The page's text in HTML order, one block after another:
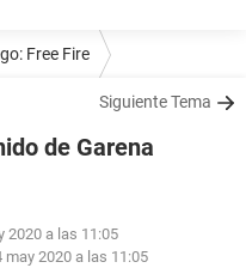
Free Fire
Siguiente Tema
de Garena
2020 a las 11:05
may 2020 a las 11:05